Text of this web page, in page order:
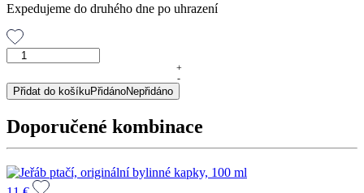
Expedujeme do druhého dne po uhrazení
Jetel
originální
bylinné
50
+
-
Přidat do košíkuPřidánoNepřidáno
Doporučené kombinace